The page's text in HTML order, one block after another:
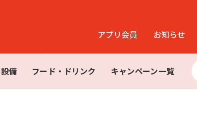
アプリ会員 お知らせ
備 フード・ドリンク キャンペーン一覧